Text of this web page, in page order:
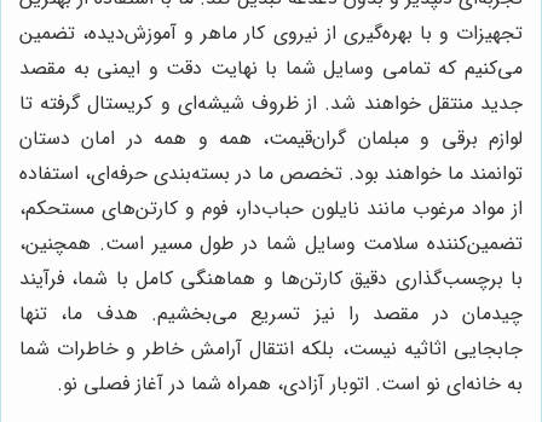
تجهیزات و با بهره‌گیری از نیروی کار ماهر و آموزش‌دیده، تضمین
می‌کنیم که تمامی وسایل شما با نهایت دقت و ایمنی به مقصد
جدید منتقل خواهند شد. از ظروف شیشه‌ای و کریستال گرفته تا
لوازم برقی و مبلمان گران‌قیمت، همه و همه در امان دستان
توانمند ما خواهند بود. تخصص ما در بسته‌بندی حرفه‌ای، استفاده
از مواد مرغوب مانند نایلون حباب‌دار، فوم و کارتن‌های مستحکم،
تضمین‌کننده سلامت وسایل شما در طول مسیر است. همچنین،
با برچسب‌گذاری دقیق کارتن‌ها و هماهنگی کامل با شما، فرآیند
چیدمان در مقصد را نیز تسریع می‌بخشیم. هدف ما، تنها
جابجایی اثاثیه نیست، بلکه انتقال آرامش خاطر و خاطرات شما
به خانه‌ای نو است. اتوبار آزادی، همراه شما در آغاز فصلی نو.